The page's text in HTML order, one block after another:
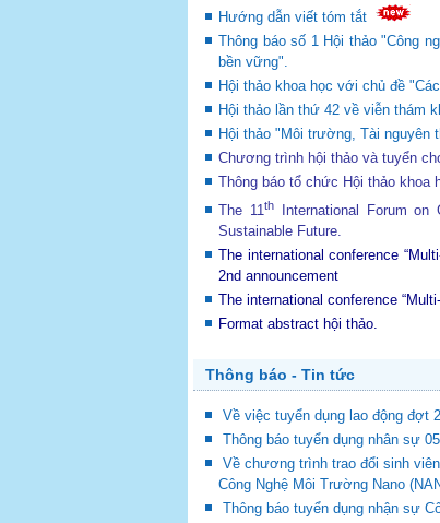
Hướng dẫn viết tóm tắt
Thông báo số 1 Hội thảo "Công
bền vững".
Hội thảo khoa học với chủ đề
Hội thảo lần thứ 42 về viễn thám
Hội thảo "Môi trường, Tài nguyên
Chương trình hội thảo và tuyển
Thông báo tổ chức Hội thảo khoa
The 11thInternational Forum on
Sustainable Future.
The international conference
2nd announcement
The international conference
Format abstract hội thảo.
Thông báo - Tin tức
Về việc tuyển dụng lao động đợt
Thông báo tuyển dụng nhân sự
Về chương trình trao đổi sinh
Công Nghệ Môi Trường Nano
Thông báo tuyển dụng nhận sự